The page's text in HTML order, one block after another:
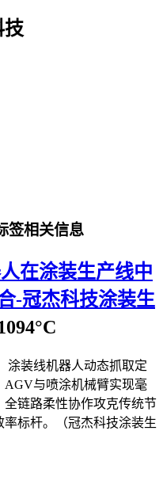
技
签相关信息
在涂装生产线中
-冠杰科技涂装生
涂装线机器人动态抓取定
与喷涂机械臂实现毫
链路柔性协作攻克传统节
标杆。（冠杰科技涂装生